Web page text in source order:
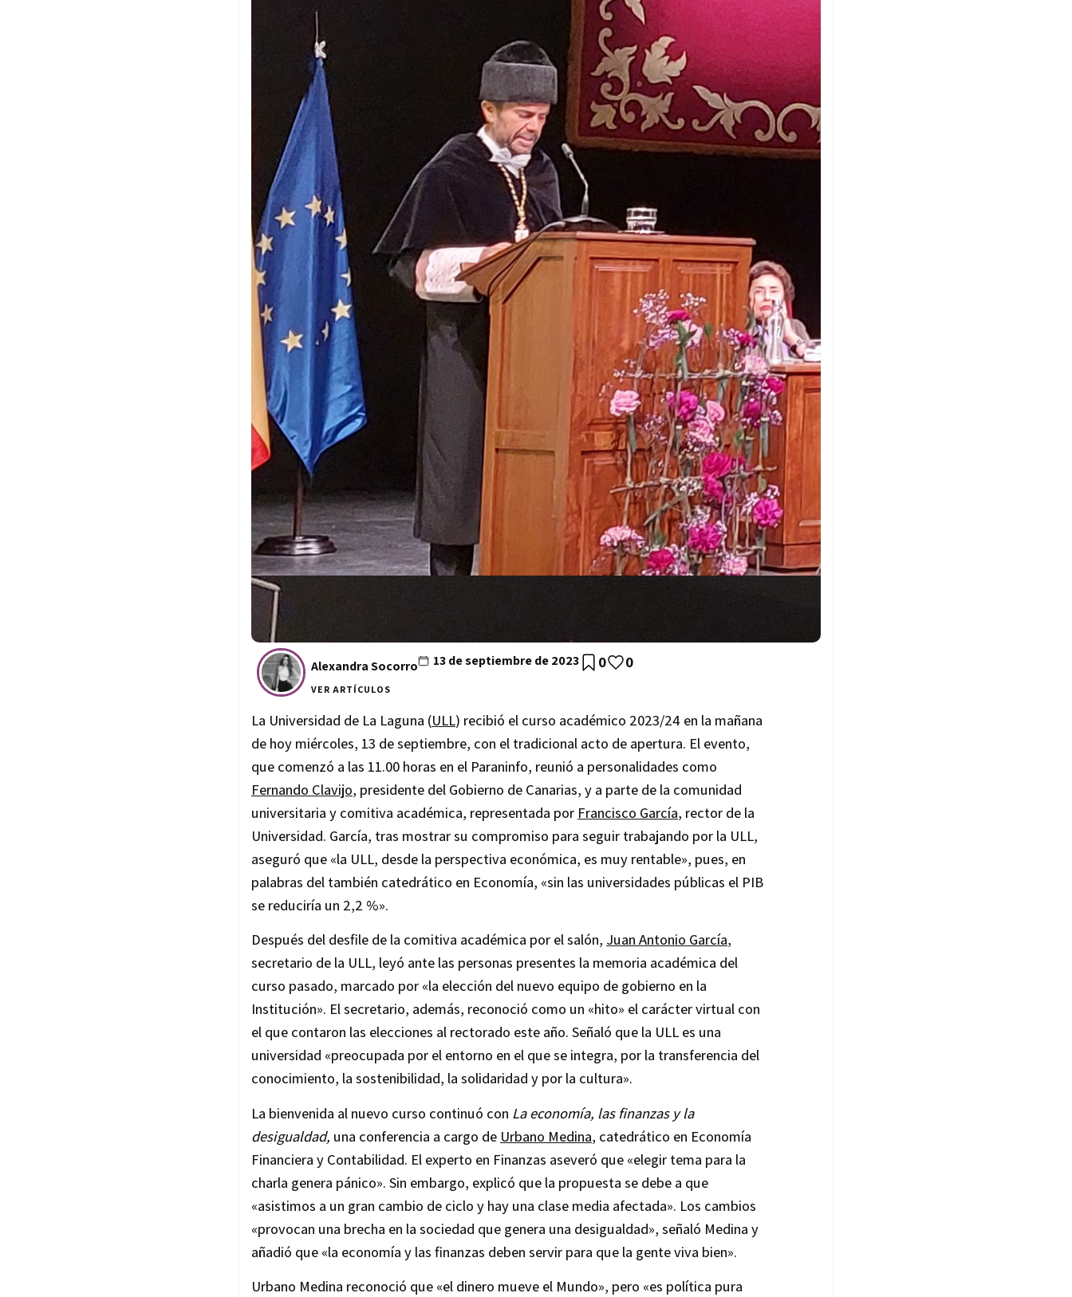
Alexandra Socorro
VER ARTÍCULOS
13 de septiembre de 2023 0 0
La Universidad de La Laguna (ULL) recibió el curso académico 2023/24 en la mañana
de hoy miércoles, 13 de septiembre, con el tradicional acto de apertura. El evento,
que comenzó a las 11.00 horas en el Paraninfo, reunió a personalidades como
Fernando Clavijo, presidente del Gobierno de Canarias, y a parte de la comunidad
universitaria y comitiva académica, representada por Francisco García, rector de la
Universidad. García, tras mostrar su compromiso para seguir trabajando por la ULL,
aseguró que «la ULL, desde la perspectiva económica, es muy rentable», pues, en
palabras del también catedrático en Economía, «sin las universidades públicas el PIB
se reduciría un 2,2 %».
Después del desfile de la comitiva académica por el salón, Juan Antonio García,
secretario de la ULL, leyó ante las personas presentes la memoria académica del
curso pasado, marcado por «la elección del nuevo equipo de gobierno en la
Institución». El secretario, además, reconoció como un «hito» el carácter virtual con
el que contaron las elecciones al rectorado este año. Señaló que la ULL es una
universidad «preocupada por el entorno en el que se integra, por la transferencia del
conocimiento, la sostenibilidad, la solidaridad y por la cultura».
La bienvenida al nuevo curso continuó con La economía, las finanzas y la
desigualdad, una conferencia a cargo de Urbano Medina, catedrático en Economía
Financiera y Contabilidad. El experto en Finanzas aseveró que «elegir tema para la
charla genera pánico». Sin embargo, explicó que la propuesta se debe a que
«asistimos a un gran cambio de ciclo y hay una clase media afectada». Los cambios
«provocan una brecha en la sociedad que genera una desigualdad», señaló Medina y
añadió que «la economía y las finanzas deben servir para que la gente viva bien».
Urbano Medina reconoció que «el dinero mueve el Mundo», pero «es política pura